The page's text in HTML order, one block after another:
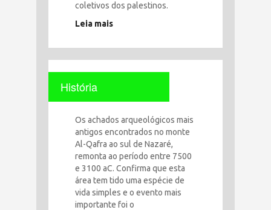
coletivos dos palestinos.
Leia mais
História
Os achados arqueológicos mais
antigos encontrados no monte
Al-Qafra ao sul de Nazaré,
remonta ao período entre 7500
e 3100 aC. Confirma que esta
área tem tido uma espécie de
vida simples e o evento mais
importante foi o